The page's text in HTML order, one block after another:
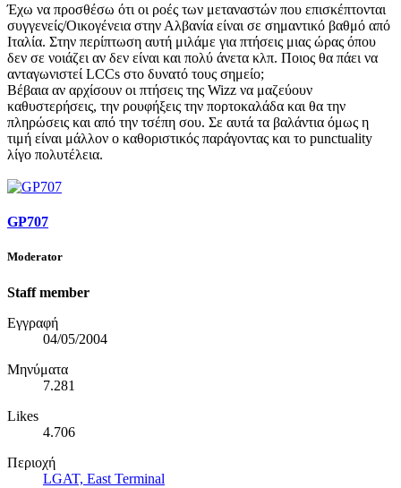
Έχω να προσθέσω ότι οι ροές των μεταναστών που επισκέπτονται
συγγενείς/Οικογένεια στην Αλβανία είναι σε σημαντικό βαθμό από
Ιταλία. Στην περίπτωση αυτή μιλάμε για πτήσεις μιας ώρας όπου
δεν σε νοιάζει αν δεν είναι και πολύ άνετα κλπ. Ποιος θα πάει να
ανταγωνιστεί LCCs στο δυνατό τους σημείο;
Βέβαια αν αρχίσουν οι πτήσεις της Wizz να μαζεύουν
καθυστερήσεις, την ρουφήξεις την πορτοκαλάδα και θα την
πληρώσεις και από την τσέπη σου. Σε αυτά τα βαλάντια όμως η
τιμή είναι μάλλον ο καθοριστικός παράγοντας και το punctuality
λίγο πολυτέλεια.
GP707
Moderator
Staff member
Εγγραφή
04/05/2004
Μηνύματα
7.281
Likes
4.706
Περιοχή
LGAT, East Terminal